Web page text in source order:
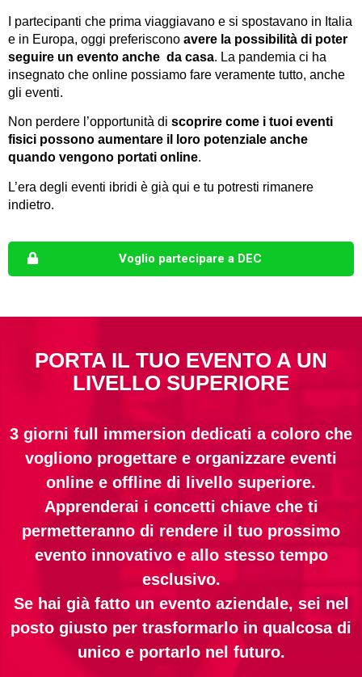
I partecipanti che prima viaggiavano e si spostavano in Italia
e in Europa, oggi preferiscono avere la possibilità di poter
seguire un evento anche da casa. La pandemia ci ha
insegnato che online possiamo fare veramente tutto, anche
gli eventi.
Non perdere l’opportunità di scoprire come i tuoi eventi
fisici possono aumentare il loro potenziale anche
quando vengono portati online.
L’era degli eventi ibridi è già qui e tu potresti rimanere
indietro.
Voglio partecipare a DEC
PORTA IL TUO EVENTO A UN
LIVELLO SUPERIORE
3 giorni full immersion dedicati a coloro che
vogliono progettare e organizzare eventi
online e offline di livello superiore.
Apprenderai i concetti chiave che ti
permetteranno di rendere il tuo prossimo
evento innovativo e allo stesso tempo
esclusivo.
Se hai già fatto un evento aziendale, sei nel
posto giusto per trasformarlo in qualcosa di
unico e portarlo nel futuro.